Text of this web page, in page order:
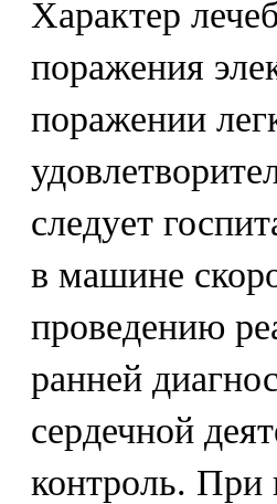
Характер
поражения
поражении
следует
в машине
проведению
ранней
сердечной
контроль. При